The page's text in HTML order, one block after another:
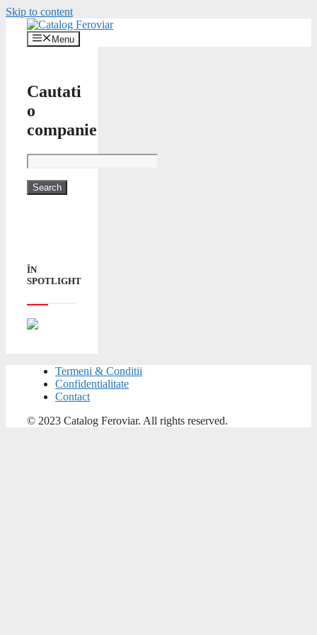
Skip to content
Menu
Cautati
o
companie
ÎN
SPOTLIGHT
Termeni & Conditii
Confidentialitate
Contact
© 2023 Catalog Feroviar. All rights reserved.